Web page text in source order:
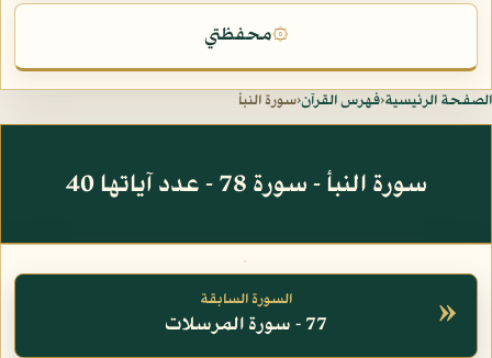
۞محفظتي
الصفحة الرئيسية‹فهرس القرآن‹سورة النبأ
سورة النبأ - سورة 78 - عدد آياتها 40
» السورة السابقة
77 - سورة المرسلات